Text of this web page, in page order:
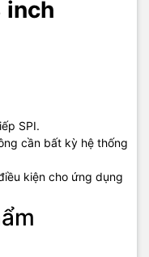
inch
SPI.
cần bất kỳ hệ thống
kiện cho ứng dụng